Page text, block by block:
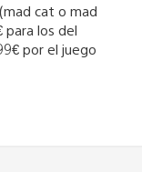
cat o mad
para los del
por el juego